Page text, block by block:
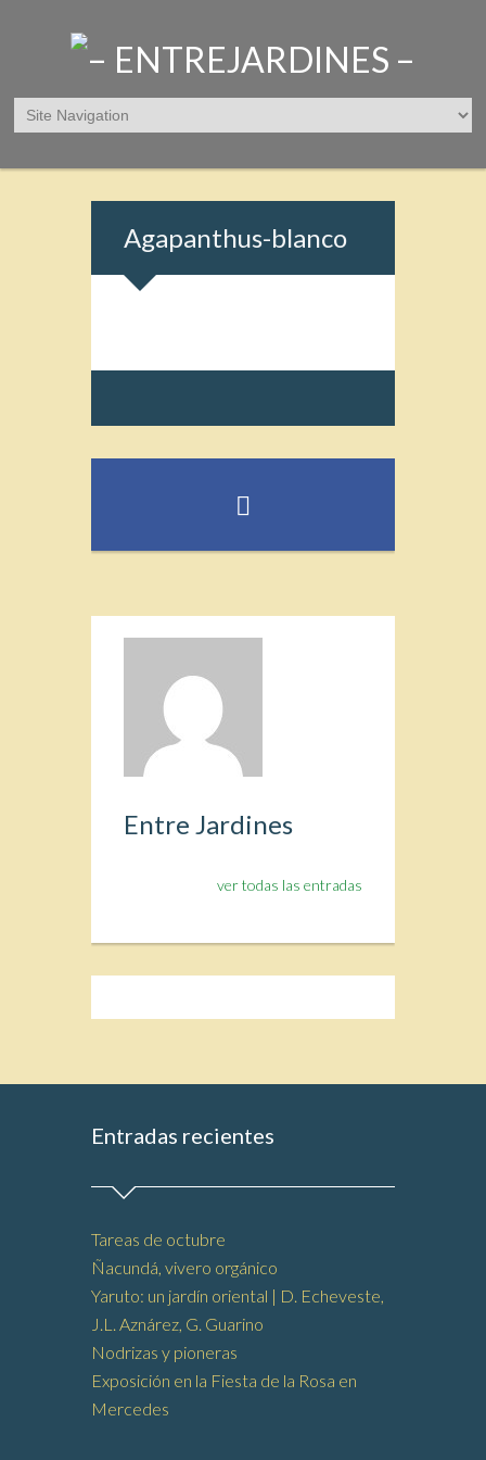
Agapanthus-blanco
Entre Jardines
ver todas las entradas
Entradas recientes
Tareas de octubre
Ñacundá, vivero orgánico
Yaruto: un jardín oriental | D. Echeveste,
J.L. Aznárez, G. Guarino
Nodrizas y pioneras
Exposición en la Fiesta de la Rosa en
Mercedes